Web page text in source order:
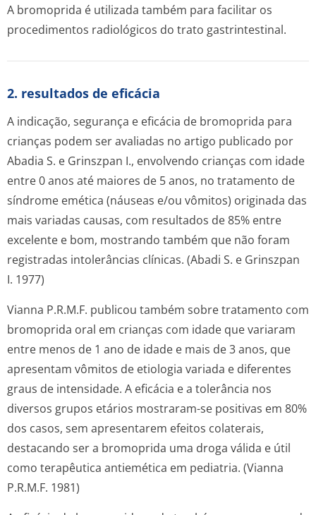
A bromoprida é utilizada também para facilitar os
procedimentos radiológicos do trato gastrintestinal.
2. resultados de eficácia
A indicação, segurança e eficácia de bromoprida para
crianças podem ser avaliadas no artigo publicado por
Abadia S. e Grinszpan I., envolvendo crianças com idade
entre 0 anos até maiores de 5 anos, no tratamento de
síndrome emética (náuseas e/ou vômitos) originada das
mais variadas causas, com resultados de 85% entre
excelente e bom, mostrando também que não foram
registradas intolerâncias clínicas. (Abadi S. e Grinszpan
I. 1977)
Vianna P.R.M.F. publicou também sobre tratamento com
bromoprida oral em crianças com idade que variaram
entre menos de 1 ano de idade e mais de 3 anos, que
apresentam vômitos de etiologia variada e diferentes
graus de intensidade. A eficácia e a tolerância nos
diversos grupos etários mostraram-se positivas em 80%
dos casos, sem apresentarem efeitos colaterais,
destacando ser a bromoprida uma droga válida e útil
como terapêutica antiemética em pediatria. (Vianna
P.R.M.F. 1981)